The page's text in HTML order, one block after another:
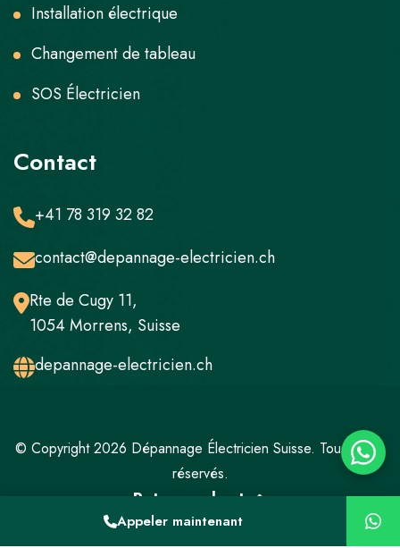
Installation électrique
Changement de tableau
SOS Électricien
Contact
+41 78 319 32 82
contact@depannage-electricien.ch
Rte de Cugy 11,
1054 Morrens, Suisse
depannage-electricien.ch
© Copyright 2026 Dépannage Électricien Suisse. Tous droits
réservés.
Retour en haut
Mentions légalesPolitique de confidentialité
Appeler maintenant